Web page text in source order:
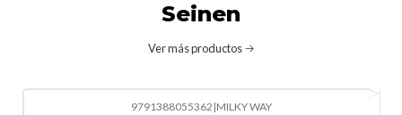
Seinen
Ver más productos
9791388055362 |MILKY WAY